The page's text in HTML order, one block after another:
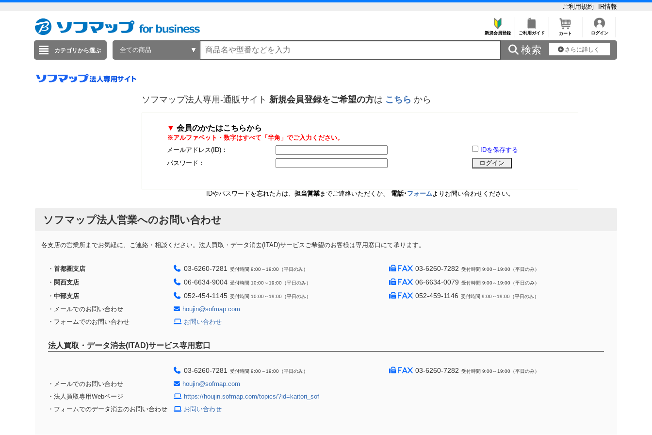
ご利用規約 IR情報
新規会員登録 ご利用ガイド カート ログイン
カテゴリから選ぶ 全ての商品  検索 さらに詳しく
ソフマップ法人専用-通販サイト 新規会員登録をご希望の方は こちら から
▼ 会員のかたはこちらから
※アルファベット・数字はすべて「半角」でご入力ください。
メールアドレス(ID)：
IDを保存する
パスワード：
IDやパスワードを忘れた方は、 担当営業までご連絡いただくか、 電話･ フォームよりお問い合わせください。
ソフマップ法人営業へのお問い合わせ
各支店の営業所までお気軽に、ご連絡・相談ください。法人買取・データ消去(ITAD)サービスご希望のお客様は専用窓口にて承ります。
・ 首都圏支店 03-6260-7281 受付時間 9:00～19:00（平日のみ） 03-6260-7282 受付時間 9:00～19:00（平日のみ）
・ 関西支店 06-6634-9004 受付時間 10:00～19:00（平日のみ） 06-6634-0079 受付時間 9:00～19:00（平日のみ）
・ 中部支店 052-454-1145 受付時間 10:00～19:00（平日のみ） 052-459-1146 受付時間 9:00～19:00（平日のみ）
・メールでのお問い合わせ
houjin@sofmap.com
・フォームでのお問い合わせ
お問い合わせ
法人買取・データ消去(ITAD)サービス専用窓口
03-6260-7281 受付時間 9:00～19:00（平日のみ） 03-6260-7282 受付時間 9:00～19:00（平日のみ）
・メールでのお問い合わせ
houjin@sofmap.com
・法人買取専用Webページ
https://houjin.sofmap.com/topics/?id=kaitori_sof
・フォームでのデータ消去のお問い合わせ
お問い合わせ